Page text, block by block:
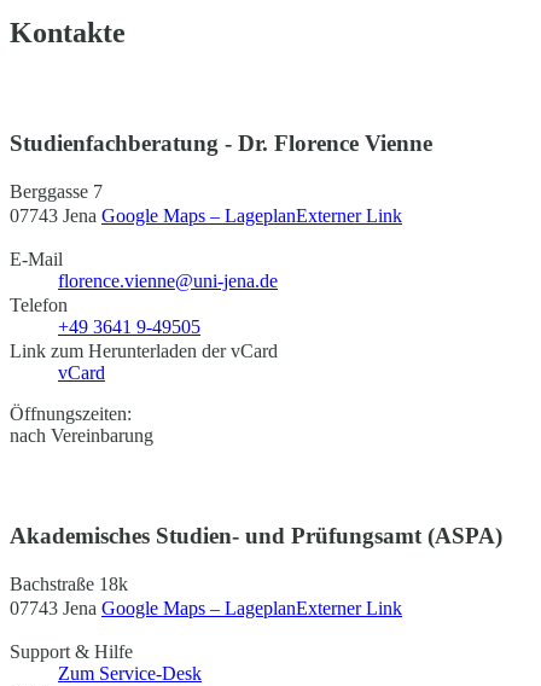
Kontakte
Studienfachberatung - Dr. Florence Vienne
Berggasse 7
07743 Jena Google Maps – LageplanExterner Link
E-Mail
florence.vienne@uni-jena.de
Telefon
+49 3641 9-49505
Link zum Herunterladen der vCard
vCard
Öffnungszeiten:
nach Vereinbarung
Akademisches Studien- und Prüfungsamt (ASPA)
Bachstraße 18k
07743 Jena Google Maps – LageplanExterner Link
Support & Hilfe
Zum Service-Desk